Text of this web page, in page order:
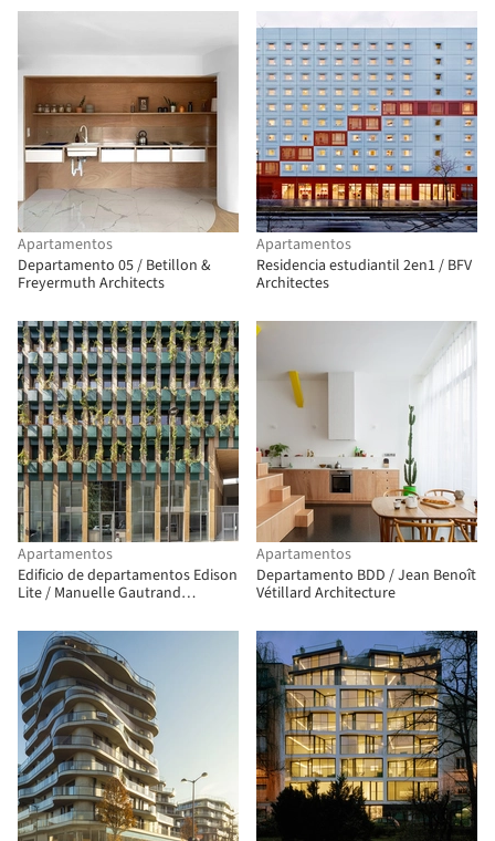
Apartamentos
Departamento 05 / Betillon &
Freyermuth Architects
Apartamentos
Residencia estudiantil 2en1 / BFV
Architectes
Apartamentos
Edificio de departamentos Edison
Lite / Manuelle Gautrand
Apartamentos
Departamento BDD / Jean Benoît
Vétillard Architecture